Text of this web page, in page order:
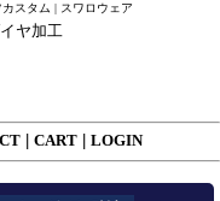
スタム | スワロウェア
ヤ加工
CART LOGIN